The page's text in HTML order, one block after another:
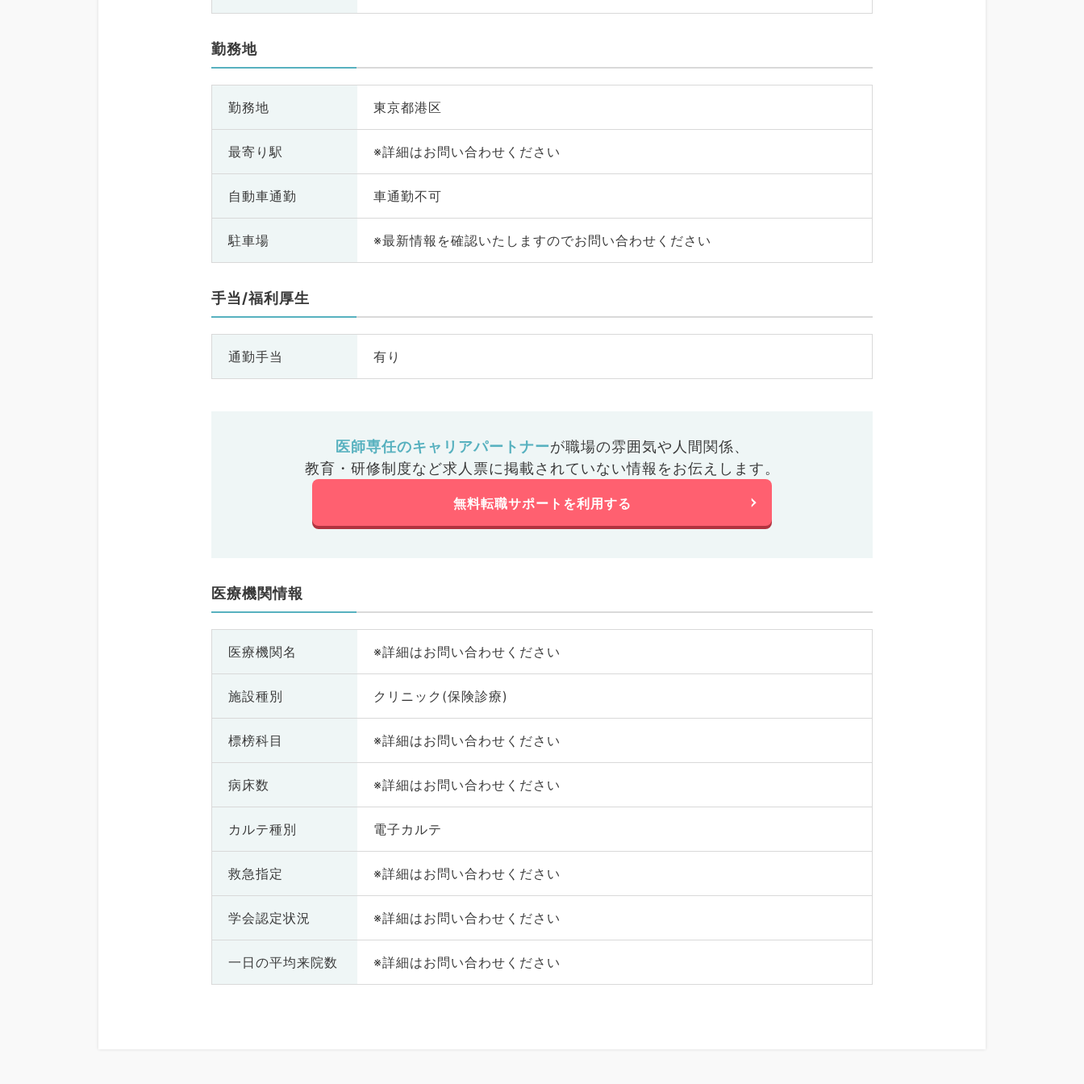
勤務地
勤務地 東京都港区
最寄り駅 ※詳細はお問い合わせください
自動車通勤 車通勤不可
駐車場 ※最新情報を確認いたしますのでお問い合わせください
手当/福利厚生
通勤手当 有り
医師専任のキャリアパートナーが職場の雰囲気や人間関係、
教育・研修制度など求人票に掲載されていない情報をお伝えします。
無料転職サポートを利用する
医療機関情報
医療機関名 ※詳細はお問い合わせください
施設種別 クリニック(保険診療)
標榜科目 ※詳細はお問い合わせください
病床数 ※詳細はお問い合わせください
カルテ種別 電子カルテ
救急指定 ※詳細はお問い合わせください
学会認定状況 ※詳細はお問い合わせください
一日の平均来院数 ※詳細はお問い合わせください